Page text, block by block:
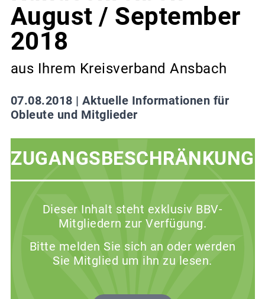
August / September
2018
aus Ihrem Kreisverband Ansbach
07.08.2018 | Aktuelle Informationen für
Obleute und Mitglieder
ZUGANGSBESCHRÄNKUNG
Dieser Inhalt steht exklusiv BBV-
Mitgliedern zur Verfügung.
Bitte melden Sie sich an oder werden
Sie Mitglied um ihn zu lesen.